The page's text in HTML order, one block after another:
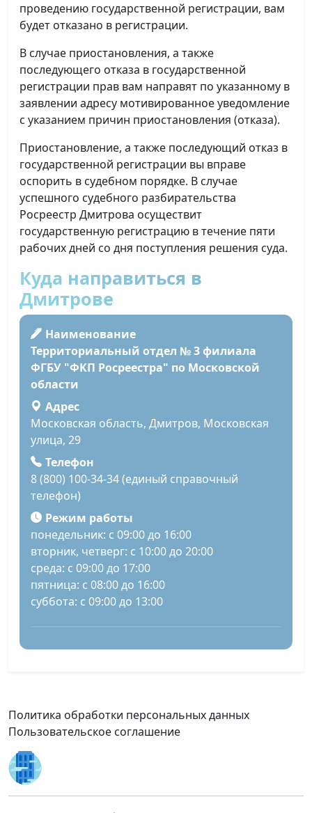
проведению государственной регистрации, вам
будет отказано в регистрации.
В случае приостановления, а также
последующего отказа в государственной
регистрации прав вам направят по указанному в
заявлении адресу мотивированное уведомление
с указанием причин приостановления (отказа).
Приостановление, а также последующий отказ в
государственной регистрации вы вправе
оспорить в судебном порядке. В случае
успешного судебного разбирательства
Росреестр Дмитрова осуществит
государственную регистрацию в течение пяти
рабочих дней со дня поступления решения суда.
Куда направиться в
Дмитрове
Наименование
Территориальный отдел № 3 филиала
ФГБУ "ФКП Росреестра" по Московской
области
Адрес
Московская область, Дмитров, Московская
улица, 29
Телефон
8 (800) 100-34-34 (единый справочный
телефон)
Режим работы
понедельник: с 09:00 до 16:00
вторник, четверг: с 10:00 до 20:00
среда: с 09:00 до 17:00
пятница: с 08:00 до 16:00
суббота: с 09:00 до 13:00
Политика обработки персональных данных
Пользовательское соглашение